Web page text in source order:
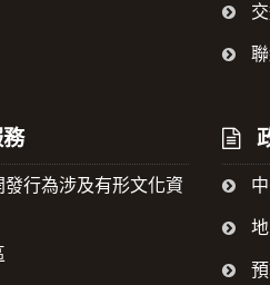
發行為涉及有形文化資